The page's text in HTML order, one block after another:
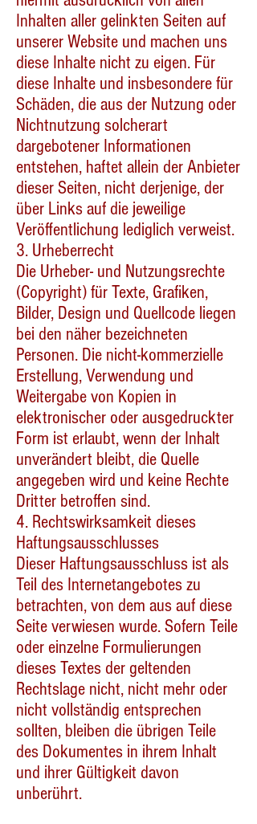
Inhalten aller gelinkten Seiten auf
unserer Website und machen uns
diese Inhalte nicht zu eigen. Für
diese Inhalte und insbesondere für
Schäden, die aus der Nutzung oder
Nichtnutzung solcherart
dargebotener Informationen
entstehen, haftet allein der Anbieter
dieser Seiten, nicht derjenige, der
über Links auf die jeweilige
Veröffentlichung lediglich verweist.
3. Urheberrecht
Die Urheber- und Nutzungsrechte
(Copyright) für Texte, Grafiken,
Bilder, Design und Quellcode liegen
bei den näher bezeichneten
Personen. Die nicht-kommerzielle
Erstellung, Verwendung und
Weitergabe von Kopien in
elektronischer oder ausgedruckter
Form ist erlaubt, wenn der Inhalt
unverändert bleibt, die Quelle
angegeben wird und keine Rechte
Dritter betroffen sind.
4. Rechtswirksamkeit dieses
Haftungsausschlusses
Dieser Haftungsausschluss ist als
Teil des Internetangebotes zu
betrachten, von dem aus auf diese
Seite verwiesen wurde. Sofern Teile
oder einzelne Formulierungen
dieses Textes der geltenden
Rechtslage nicht, nicht mehr oder
nicht vollständig entsprechen
sollten, bleiben die übrigen Teile
des Dokumentes in ihrem Inhalt
und ihrer Gültigkeit davon
unberührt.